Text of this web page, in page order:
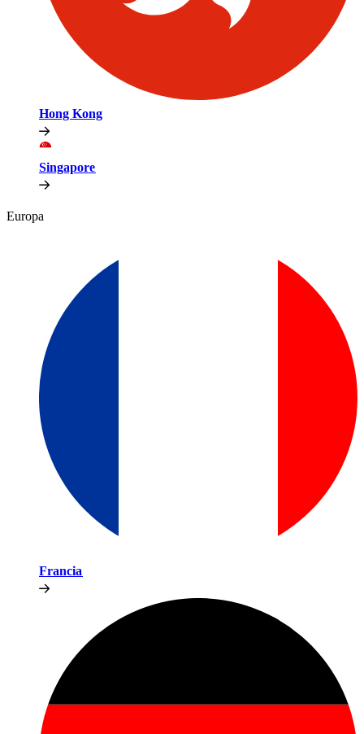
Hong Kong​​
Singapore​​
Europa​​
Francia​​